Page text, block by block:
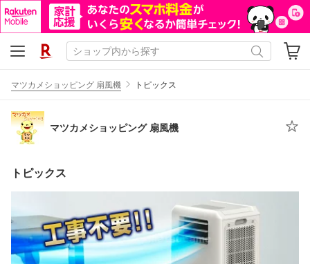
マツカメショッピング 扇風機 トピックス
マツカメショッピング 扇風機
トピックス